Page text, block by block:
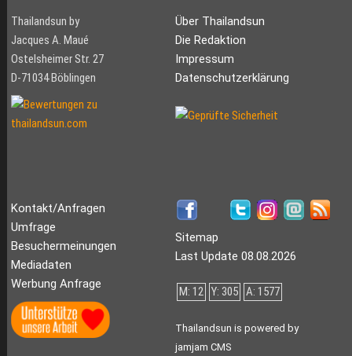
Thailandsun by
Jacques A. Maué
Ostelsheimer Str. 27
D-71034 Böblingen
Über Thailandsun
Die Redaktion
Impressum
Datenschutzerklärung
Kontakt/Anfragen
Umfrage
Besuchermeinungen
Mediadaten
Werbung Anfrage
Sitemap
Last Update 08.08.2026
M: 12 Y: 305 A: 1577
Thailandsun is powered by
jamjam CMS